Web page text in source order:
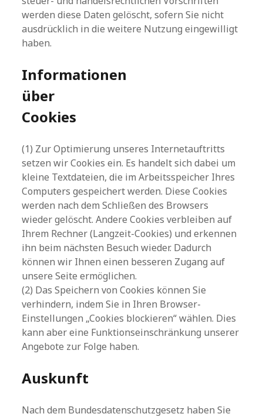
werden diese Daten gelöscht, sofern Sie nicht
ausdrücklich in die weitere Nutzung eingewilligt
haben.
Informationen
über
Cookies
(1) Zur Optimierung unseres Internetauftritts
setzen wir Cookies ein. Es handelt sich dabei um
kleine Textdateien, die im Arbeitsspeicher Ihres
Computers gespeichert werden. Diese Cookies
werden nach dem Schließen des Browsers
wieder gelöscht. Andere Cookies verbleiben auf
Ihrem Rechner (Langzeit-Cookies) und erkennen
ihn beim nächsten Besuch wieder. Dadurch
können wir Ihnen einen besseren Zugang auf
unsere Seite ermöglichen.
(2) Das Speichern von Cookies können Sie
verhindern, indem Sie in Ihren Browser-
Einstellungen „Cookies blockieren“ wählen. Dies
kann aber eine Funktionseinschränkung unserer
Angebote zur Folge haben.
Auskunft
Nach dem Bundesdatenschutzgesetz haben Sie